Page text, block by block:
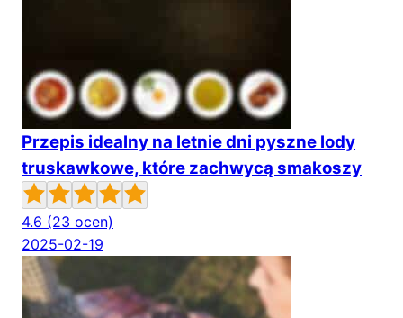
Przepis idealny na letnie dni pyszne lody
truskawkowe, które zachwycą smakoszy
4.6 (23 ocen)
2025-02-19